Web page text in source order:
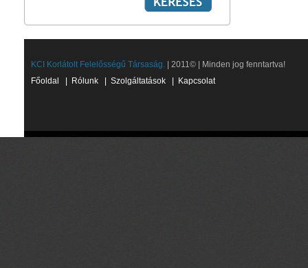
KCI Korlátolt Felelősségű Társaság. | 2011© | Minden jog fenntartva!
Főoldal
Rólunk Szolgáltatások Kapcsolat